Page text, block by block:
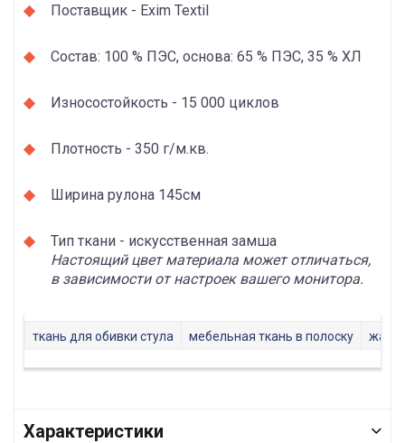
Поставщик - Exim Textil
Состав: 100 % ПЭС, основа: 65 % ПЭС, 35 % ХЛ
Износостойкость - 15 000 циклов
Плотность - 350 г/м.кв.
Ширина рулона 145см
Тип ткани - искусственная замша
Настоящий цвет материала может отличаться,
в зависимости от настроек вашего монитора.
ткань для обивки стула мебельная ткань в полоску
Характеристики